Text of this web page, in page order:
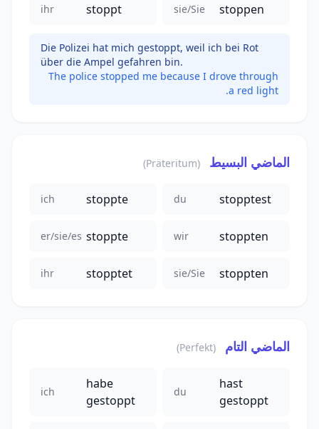
ihr stoppt sie/Sie stoppen
Die Polizei hat mich gestoppt, weil ich bei Rot
über die Ampel gefahren bin.
The police stopped me because I drove through
a red light.
الماضي البسيط (Präteritum)
ich stoppte du stopptest
er/sie/es stoppte wir stoppten
ihr stopptet sie/Sie stoppten
الماضي التام (Perfekt)
ich
habe
gestoppt
du
hast
gestoppt